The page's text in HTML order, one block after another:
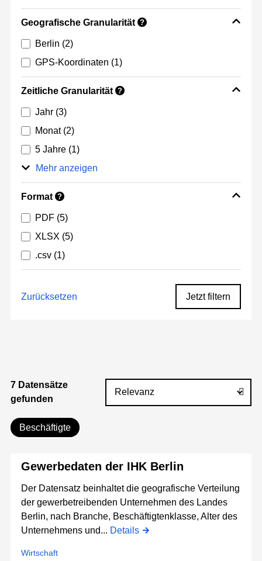
Geografische Granularität ?
Berlin (2)
GPS-Koordinaten (1)
Zeitliche Granularität ?
Jahr (3)
Monat (2)
5 Jahre (1)
Mehr anzeigen
Format ?
PDF (5)
XLSX (5)
.csv (1)
Zurücksetzen Jetzt filtern
7 Datensätze
gefunden
Beschäftigte
Gewerbedaten der IHK Berlin
Der Datensatz beinhaltet die geografische Verteilung
der gewerbetreibenden Unternehmen des Landes
Berlin, nach Branche, Beschäftigtenklasse, Alter des
Unternehmens und... Details
Wirtschaft